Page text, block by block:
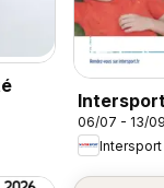
06/07 - 13/
Intersport